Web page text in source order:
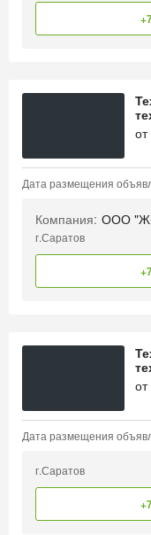
от
Дата размещения
Компания: ООО
г.Саратов
от
Дата размещения
г.Саратов